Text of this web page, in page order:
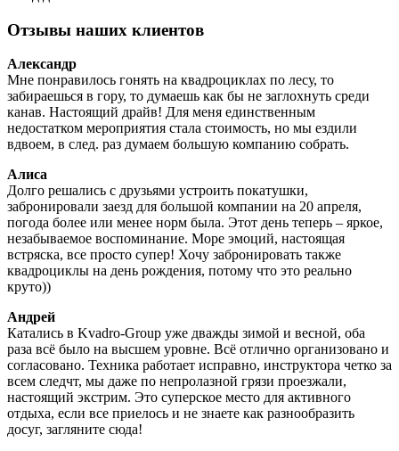
Отзывы наших клиентов
Александр
Мне понравилось гонять на квадроциклах по лесу, то
забираешься в гору, то думаешь как бы не заглохнуть среди
канав. Настоящий драйв! Для меня единственным
недостатком мероприятия стала стоимость, но мы ездили
вдвоем, в след. раз думаем большую компанию собрать.
Алиса
Долго решались с друзьями устроить покатушки,
забронировали заезд для большой компании на 20 апреля,
погода более или менее норм была. Этот день теперь – яркое,
незабываемое воспоминание. Море эмоций, настоящая
встряска, все просто супер! Хочу забронировать также
квадроциклы на день рождения, потому что это реально
круто))
Андрей
Катались в Kvadro-Group уже дважды зимой и весной, оба
раза всё было на высшем уровне. Всё отлично организовано и
согласовано. Техника работает исправно, инструктора четко за
всем следчт, мы даже по непролазной грязи проезжали,
настоящий экстрим. Это суперское место для активного
отдыха, если все приелось и не знаете как разнообразить
досуг, загляните сюда!